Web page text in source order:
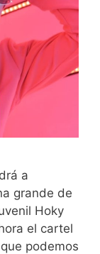
a
grande de
Hoky
el cartel
podemos